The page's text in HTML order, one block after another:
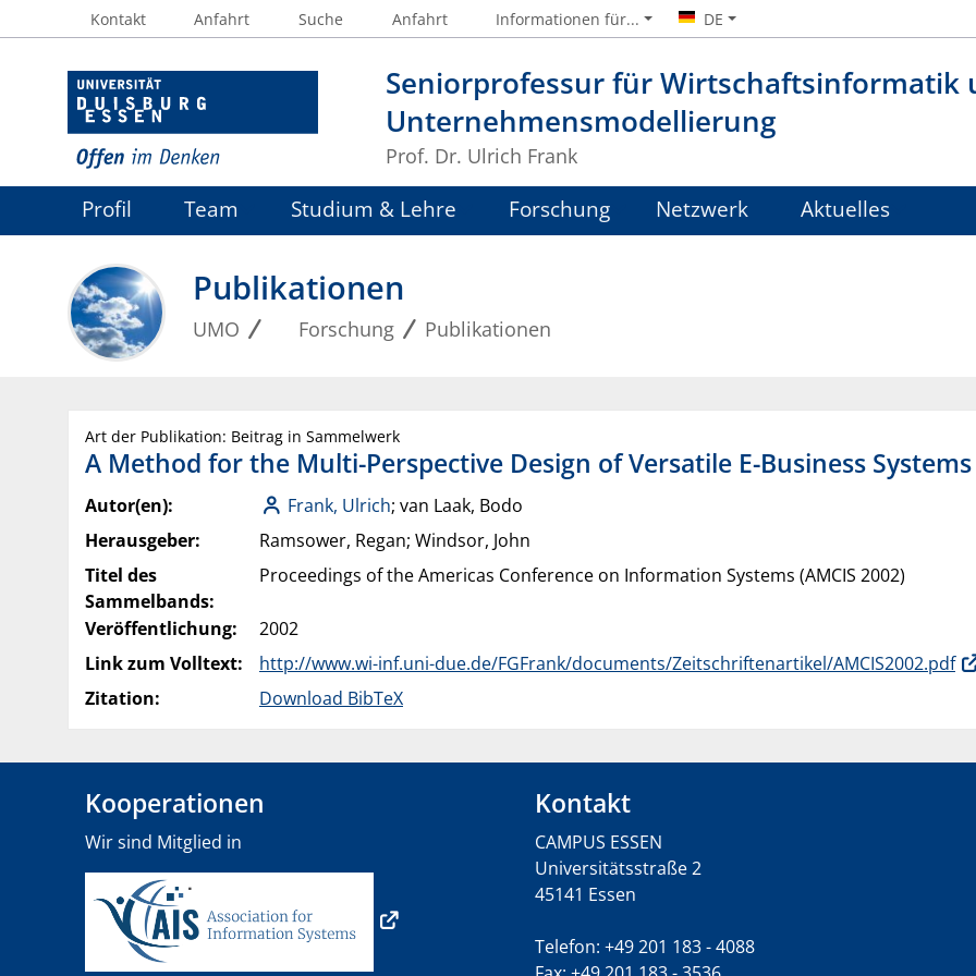
Seniorprofessur für Wirtschaftsinformatik
Unternehmensmodellierung
Prof. Dr. Ulrich Frank
Kontakt Anfahrt Suche Anfahrt Informationen für... DE
Profil Team Studium & Lehre Forschung Netzwerk Aktuelles
Publikationen
UMO Forschung Publikationen
Art der Publikation: Beitrag in Sammelwerk
A Method for the Multi-Perspective Design of Versatile E-Business Systems
Autor(en): Frank, Ulrich; van Laak, Bodo
Herausgeber:
Ramsower, Regan; Windsor, John
Titel des
Sammelbands:
Proceedings of the Americas Conference on Information Systems (AMCIS 2002)
Veröffentlichung:
2002
Link zum Volltext:
http://www.wi-inf.uni-due.de/FGFrank/documents/Zeitschriftenartikel/AMCIS2002.pdf
Zitation:
Download BibTeX
Kooperationen
Wir sind Mitglied in
Kontakt
CAMPUS ESSEN
Universitätsstraße 2
45141 Essen
Telefon: +49 201 183 - 4088